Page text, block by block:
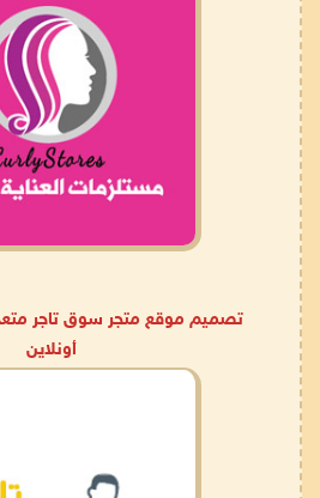
تصميم موقع متجر سوق تاجر
أونلاين